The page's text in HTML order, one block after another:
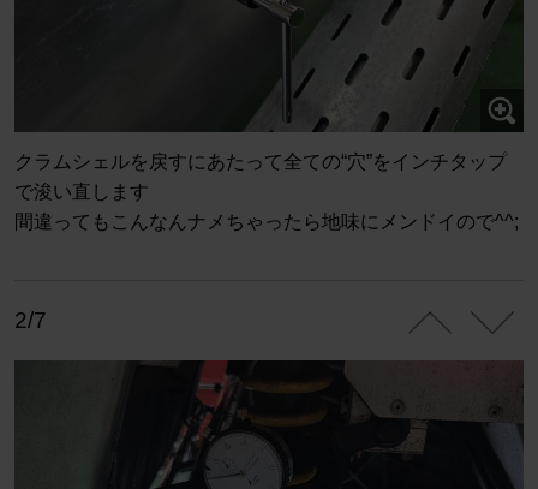
クラムシェルを戻すにあたって全ての“穴”をインチタップ
で浚い直します
間違ってもこんなんナメちゃったら地味にメンドイので^^;
2/7